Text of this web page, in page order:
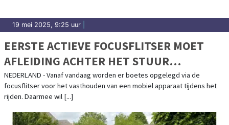
19 mei 2025, 9:25 uur
EERSTE ACTIEVE FOCUSFLITSER MOET
AFLEIDING ACHTER HET STUUR
VOORKOMEN
NEDERLAND - Vanaf vandaag worden er boetes opgelegd via de
focusflitser voor het vasthouden van een mobiel apparaat tijdens het
rijden. Daarmee wil [...]